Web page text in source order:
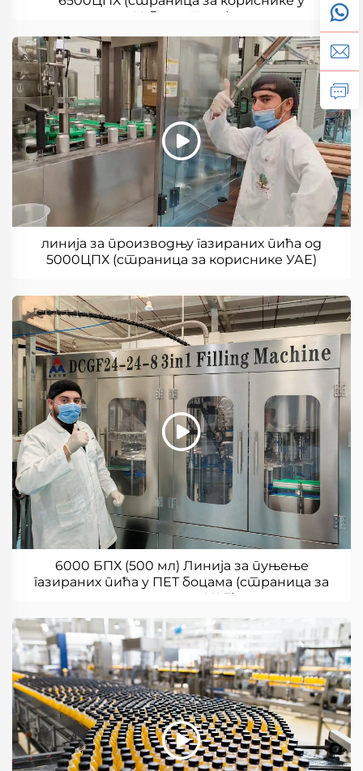
Узбекистану)
линија за производњу газираних пића од
5000ЦПХ (страница за кориснике УАЕ)
6000 БПХ (500 мл) Линија за пуњење
газираних пића у ПЕТ боцама (страница за
кориснике УАЕ)